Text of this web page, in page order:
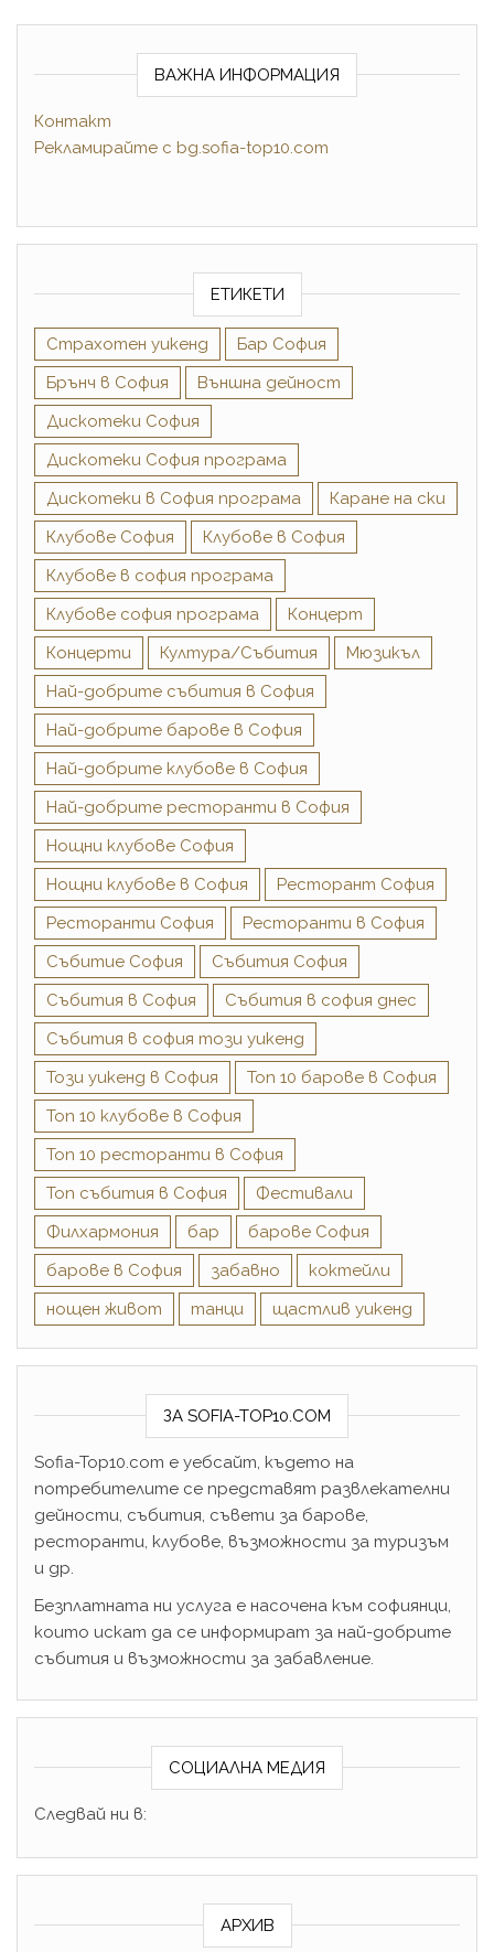
ВАЖНА ИНФОРМАЦИЯ
Контакт
Рекламирайте с bg.sofia-top10.com
ЕТИКЕТИ
Cтрахотен уикенд
Бар София
Брънч в София
Външна дейност
Дискотеки София
Дискотеки София програма
Дискотеки в София програма
Каране на ски
Клубове София
Клубове в София
Клубове в софия програма
Клубове софия програма
Концерт
Концерти
Култура/Събития
Мюзикъл
Най-добрите cъбития в София
Най-добрите барове в София
Най-добрите клубове в София
Най-добрите ресторанти в София
Нощни клубове София
Нощни клубове в София
Ресторант София
Ресторанти София
Ресторанти в София
Събитиe София
Събития София
Събития в София
Събития в софия днес
Събития в софия този уикенд
Този уикенд в София
Топ 10 барове в София
Топ 10 клубове в София
Топ 10 ресторанти в София
Топ събития в София
Фестивали
Филхармония
бар
барове София
барове в София
забавно
коктейли
нощен живот
танци щастлив уикенд
ЗА SOFIA-TOP10.COM
Sofia-Top10.com е уебсайт, където на
потребителите се представят развлекателни
дейности, събития, съвети за барове,
ресторанти, клубове, възможности за туризъм
и др.
Безплатната ни услуга е насочена към софиянци,
които искат да се информират за най-добрите
събития и възможности за забавление.
СОЦИАЛНА МЕДИЯ
Следвай ни в:
АРХИВ